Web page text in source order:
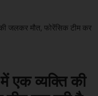
जलकर मौत, फोरेंसिक टीम कर
एक व्यक्ति की